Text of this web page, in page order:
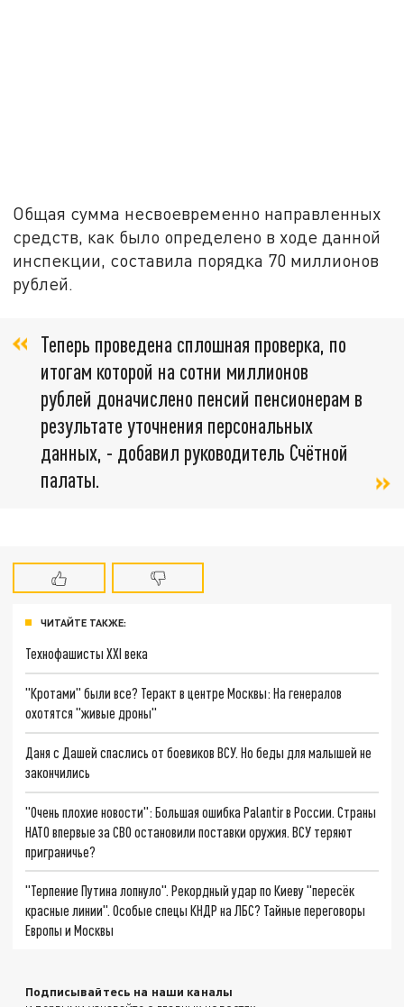
Общая сумма несвоевременно направленных
средств, как было определено в ходе данной
инспекции, составила порядка 70 миллионов
рублей.
Теперь проведена сплошная проверка, по
итогам которой на сотни миллионов
рублей доначислено пенсий пенсионерам в
результате уточнения персональных
данных, - добавил руководитель Счётной
палаты.
ЧИТАЙТЕ ТАКЖЕ:
Технофашисты XXI века
"Кротами" были все? Теракт в центре Москвы: На генералов
охотятся "живые дроны"
Даня с Дашей спаслись от боевиков ВСУ. Но беды для малышей не
закончились
"Очень плохие новости": Большая ошибка Palantir в России. Страны
НАТО впервые за СВО остановили поставки оружия. ВСУ теряют
приграничье?
"Терпение Путина лопнуло". Рекордный удар по Киеву "пересёк
красные линии". Особые спецы КНДР на ЛБС? Тайные переговоры
Европы и Москвы
Подписывайтесь на наши каналы